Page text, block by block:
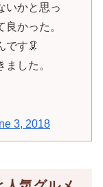
いかと思っ
かった。
です🦑
した。
3, 2018